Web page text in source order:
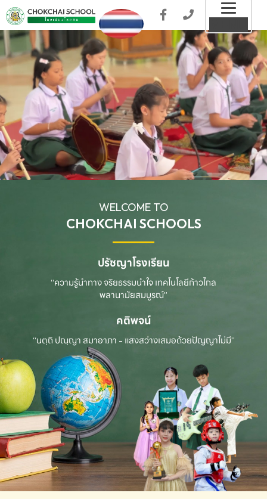
WELCOME TO
CHOKCHAI SCHOOLS
ปรัชญาโรงเรียน
“ความรู้นำทาง จริยธรรมนำใจ เทคโนโลยีก้าวไกล
พลานามัยสมบูรณ์”
คติพจน์
“นตฺถิ ปณฺญา สมาอาภา - แสงสว่างเสมอด้วยปัญญาไม่มี”